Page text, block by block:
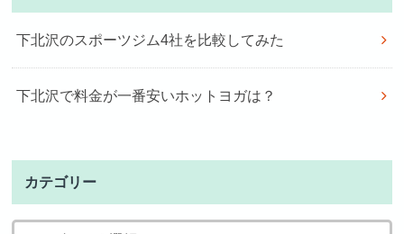
下北沢のスポーツジム4社を比較してみた
下北沢で料金が一番安いホットヨガは？
カテゴリー